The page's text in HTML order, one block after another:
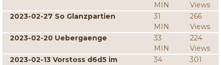
MIN
Views
2023-02-27 So Glanzpartien
31
MIN
266
Views
2023-02-20 Uebergaenge
33
MIN
224
Views
2023-02-13 Vorstoss d6d5 im
34
301